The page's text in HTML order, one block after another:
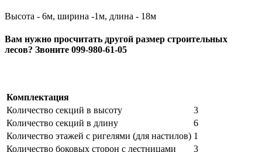
Высота - 6м, ширина -1м, длина - 18м
Вам нужно просчитать другой размер строительных
лесов? Звоните 099-980-61-05
Комплектация
Количество секций в высоту
3
Количество секций в длину
6
Количество этажей с ригелями (для настилов) 1
Количество боковых сторон с лестницами
3